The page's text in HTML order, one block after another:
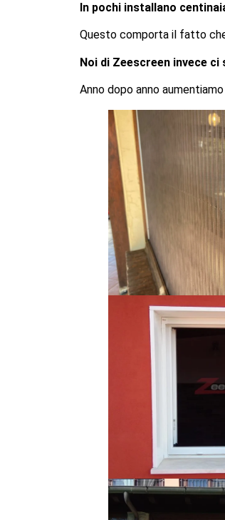
In pochi installano
Questo comporta il fatto
Noi di Zeescreen invece
Anno dopo anno